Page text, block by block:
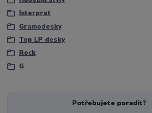
Interpret
Gramodesky
Top LP desky
Rock
G
Potřebujete poradit?